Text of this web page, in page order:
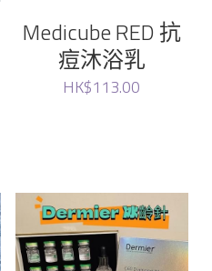
Medicube RED 抗
痘沐浴乳
HK$113.00